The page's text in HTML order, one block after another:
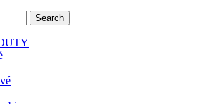
Search